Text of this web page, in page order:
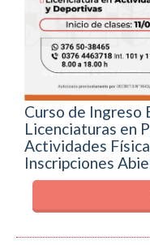
Curso de Ingreso
Licenciaturas en
Actividades
Inscripciones